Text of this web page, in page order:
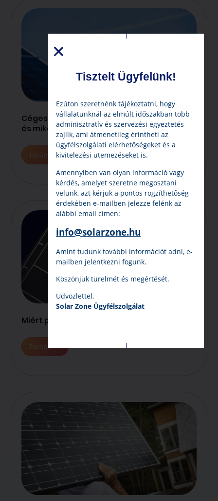
Céges napelem rendszer – kinek éri meg
és mikor térül meg?
Tovább
Miért pont a Hyundai?
Tovább
Tisztelt Ügyfelünk!
Ezúton szeretnénk tájékoztatni, hogy
vállalatunknál az elmúlt időszakban több
adminisztratív és szervezési egyeztetés
zajlik, ami átmenetileg érintheti az
ügyfélszolgálati elérhetőségeket és a
kivitelezési ütemezéseket is.
Amennyiben van olyan információ vagy
kérdés, amelyet szeretne megosztani
velünk, azt kérjük a pontos rögzíthetőség
érdekében e-mailben jelezze felénk az
alábbi email címen:
info@solarzone.hu
Amint tudunk további információt adni, e-
mailben jelentkezni fogunk.
Köszönjük türelmét és megértését.
Üdvözlettel,
Solar Zone Ügyfélszolgálat